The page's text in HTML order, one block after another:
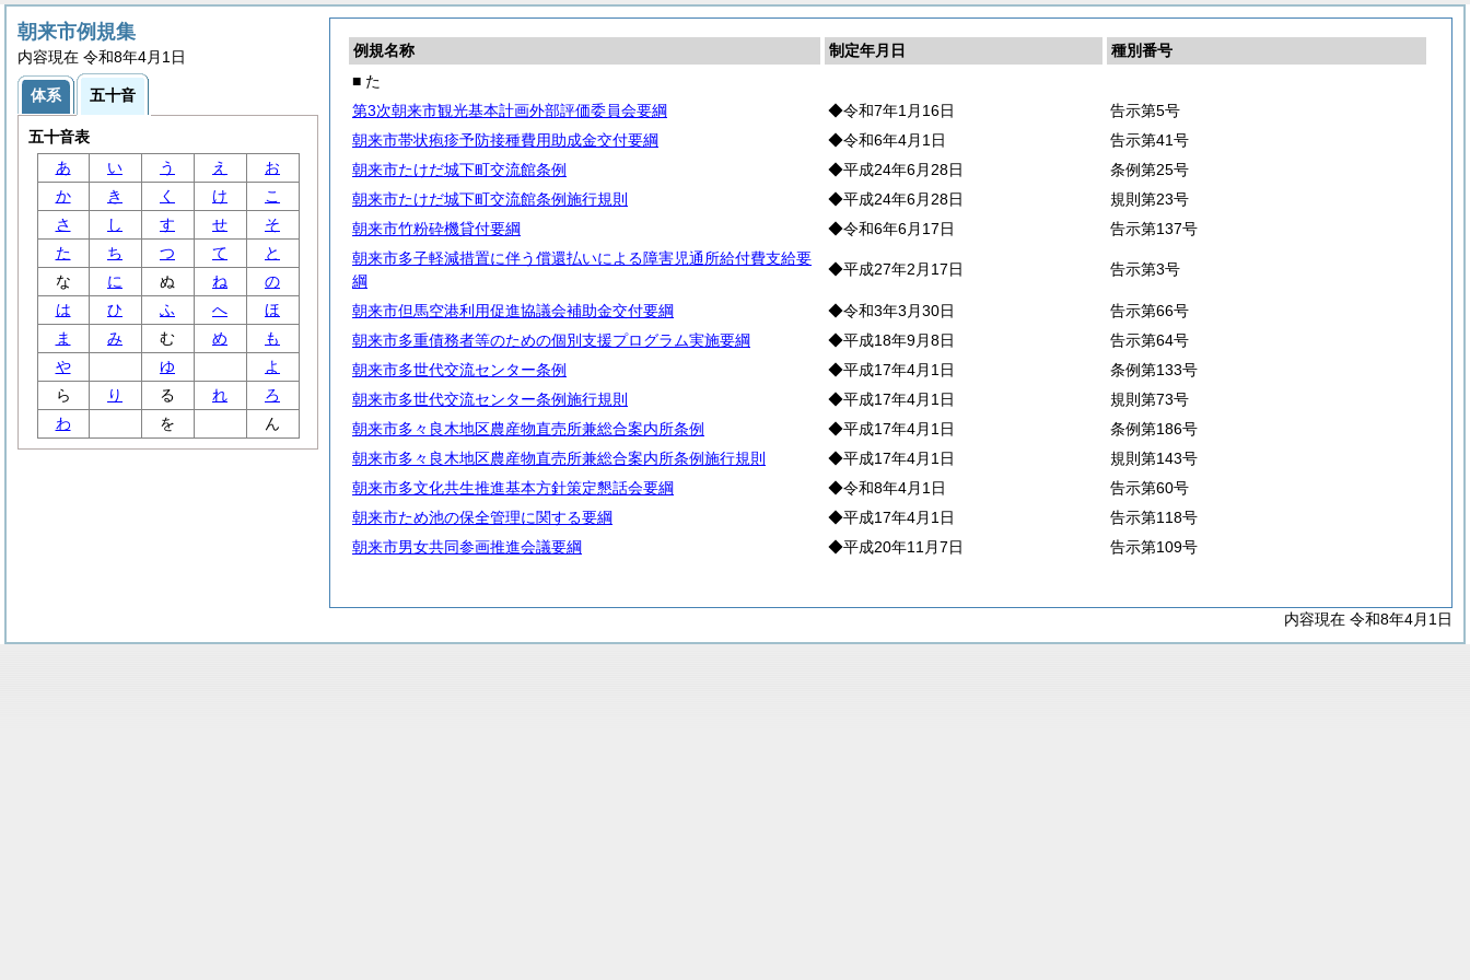
例規名称 制定年月日
種別番号
■ た
第3次朝来市観光基本計画外部評価委員会要綱
◆令和7年1月16日
告示第5号
朝来市帯状疱疹予防接種費用助成金交付要綱
◆令和6年4月1日
告示第41号
朝来市たけだ城下町交流館条例
◆平成24年6月28日
条例第25号
朝来市たけだ城下町交流館条例施行規則
◆平成24年6月28日
規則第23号
朝来市竹粉砕機貸付要綱
◆令和6年6月17日
告示第137号
朝来市多子軽減措置に伴う償還払いによる障害児通所給付費支給要
綱
◆平成27年2月17日 告示第3号
朝来市但馬空港利用促進協議会補助金交付要綱 ◆令和3年3月30日
告示第66号
朝来市多重債務者等のための個別支援プログラム実施要綱
◆平成18年9月8日
告示第64号
朝来市多世代交流センター条例
◆平成17年4月1日
条例第133号
朝来市多世代交流センター条例施行規則
◆平成17年4月1日
規則第73号
朝来市多々良木地区農産物直売所兼総合案内所条例
◆平成17年4月1日
条例第186号
朝来市多々良木地区農産物直売所兼総合案内所条例施行規則
◆平成17年4月1日
規則第143号
朝来市多文化共生推進基本方針策定懇話会要綱
◆令和8年4月1日
告示第60号
朝来市ため池の保全管理に関する要綱
◆平成17年4月1日
告示第118号
朝来市男女共同参画推進会議要綱
◆平成20年11月7日 告示第109号
内容現在 令和8年4月1日
朝来市例規集
内容現在 令和8年4月1日
体系 五十音
五十音表
あ
い う え
お
か
き く け
こ
さ
し す せ
そ
た
ち つ て
と
な
に ぬ ね
の
は
ひ ふ へ
ほ
ま
み む め
も
や
ゆ
よ
ら
り る れ
ろ
わ
を ん